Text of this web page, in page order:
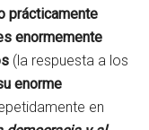
prácticamente
enormemente
(la respuesta a los
enorme
en